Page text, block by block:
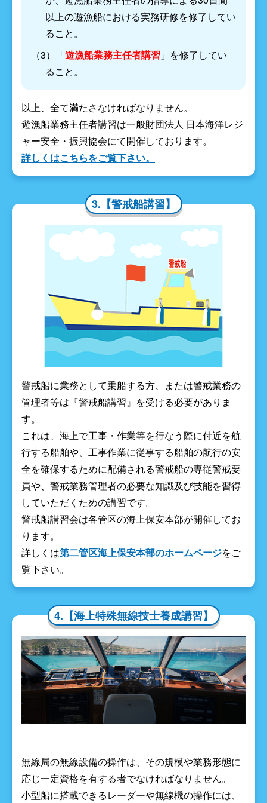
以上の遊漁船における実務研修を修了してい
ること。
（3）「遊漁船業務主任者講習 」を修了してい
ること。
以上、全て満たさなければなりません。
遊漁船業務主任者講習は一般財団法人 日本海洋レジ
ャー安全・振興協会にて開催しております。
詳しくはこちらをご覧下さい。
3.【警戒船講習】
警戒船に業務として乗船する方、または警戒業務の
管理者等は『警戒船講習』を受ける必要がありま
す。
これは、海上で工事・作業等を行なう際に付近を航
行する船舶や、工事作業に従事する船舶の航行の安
全を確保するために配備される警戒船の専従警戒要
員や、警戒業務管理者の必要な知識及び技能を習得
していただくための講習です。
警戒船講習会は各管区の海上保安本部が開催してお
ります。
詳しくは第二管区海上保安本部のホームページをご
覧下さい。
4.【海上特殊無線技士養成講習】
無線局の無線設備の操作は、その規模や業務形態に
応じ一定資格を有する者でなければなりません。
小型船に搭載できるレーダーや無線機の操作には、